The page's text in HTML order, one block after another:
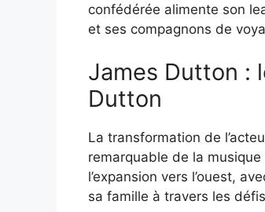
confédérée alimente son
et ses compagnons de
James Dutton :
Dutton
La transformation de
remarquable de la
l’expansion vers l’ouest,
sa famille à travers les